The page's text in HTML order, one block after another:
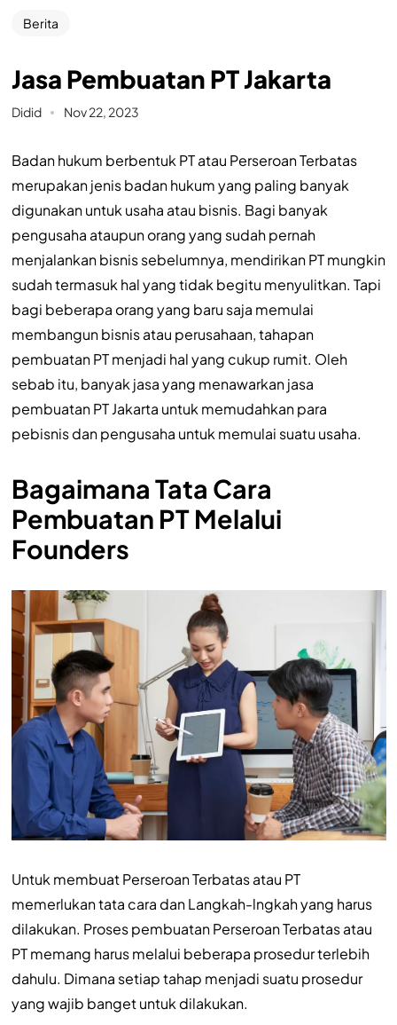
Berita
Jasa Pembuatan PT Jakarta
Didid Nov 22, 2023
Badan hukum berbentuk PT atau Perseroan Terbatas
merupakan jenis badan hukum yang paling banyak
digunakan untuk usaha atau bisnis. Bagi banyak
pengusaha ataupun orang yang sudah pernah
menjalankan bisnis sebelumnya, mendirikan PT mungkin
sudah termasuk hal yang tidak begitu menyulitkan. Tapi
bagi beberapa orang yang baru saja memulai
membangun bisnis atau perusahaan, tahapan
pembuatan PT menjadi hal yang cukup rumit. Oleh
sebab itu, banyak jasa yang menawarkan jasa
pembuatan PT Jakarta untuk memudahkan para
pebisnis dan pengusaha untuk memulai suatu usaha.
Bagaimana Tata Cara
Pembuatan PT Melalui
Founders
Untuk membuat Perseroan Terbatas atau PT
memerlukan tata cara dan Langkah-lngkah yang harus
dilakukan. Proses pembuatan Perseroan Terbatas atau
PT memang harus melalui beberapa prosedur terlebih
dahulu. Dimana setiap tahap menjadi suatu prosedur
yang wajib banget untuk dilakukan.